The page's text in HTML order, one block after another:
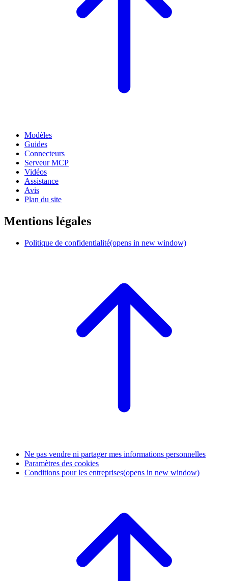
Modèles
Guides
Connecteurs
Serveur MCP
Vidéos
Assistance
Avis
Plan du site
Mentions légales
Politique de confidentialité(opens in new window)
Ne pas vendre ni partager mes informations personnelles
Paramètres des cookies
Conditions pour les entreprises(opens in new window)